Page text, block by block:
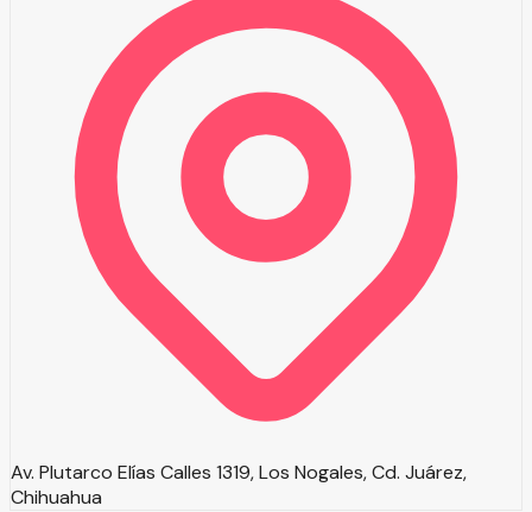
Av. Plutarco Elías Calles 1319, Los Nogales, Cd. Juárez,
Chihuahua